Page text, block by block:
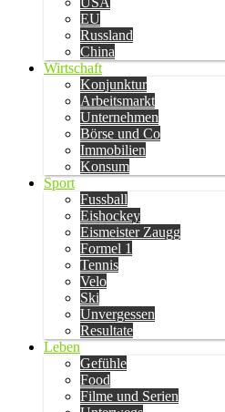
EU
Russland
China
Wirtschaft
Konjunktur
Arbeitsmarkt
Unternehmen
Börse und Co
Immobilien
Konsum
Sport
Fussball
Eishockey
Eismeister Zaugg
Formel 1
Tennis
Velo
Ski
Unvergessen
Resultate
Leben
Gefühle
Food
Filme und Serien